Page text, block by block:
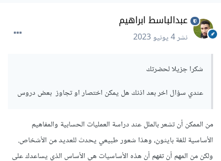
عبدالباسط ابراهيم
نشر4 يونيو 2023
شكرا جزيلا لحضرتك
عندي سؤال اخر بعد اذنك هل يمكن اختصار او تجاوز بعض دروس
من الممكن أن تشعر بالملل عند دراسة العمليات الحسابية والمفاهيم
الأساسية للغة بايثون، وهذا شعور طبيعي يحدث للعديد من الأشخاص.
ولكن من المهم أن تفهم أن هذه الأساسيات هي الأساس الذي يساعدك على